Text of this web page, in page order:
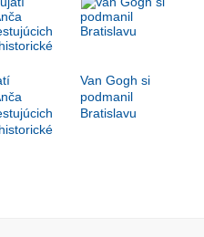
Van Gogh si
podmanil
Bratislavu